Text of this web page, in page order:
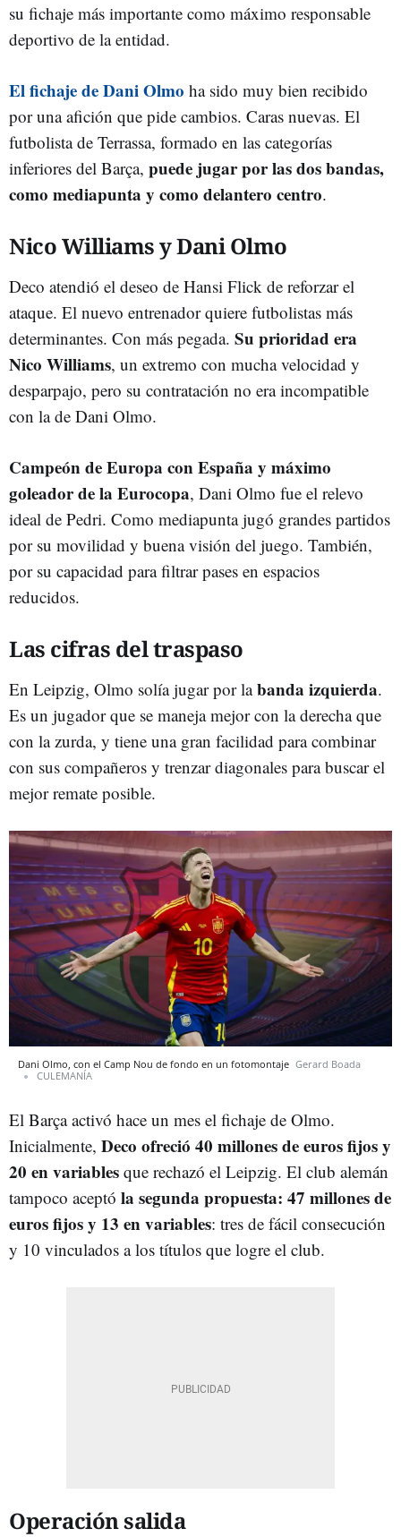
su fichaje más importante como máximo responsable
deportivo de la entidad.
El fichaje de Dani Olmo ha sido muy bien recibido
por una afición que pide cambios. Caras nuevas. El
futbolista de Terrassa, formado en las categorías
inferiores del Barça, puede jugar por las dos bandas,
como mediapunta y como delantero centro.
Nico Williams y Dani Olmo
Deco atendió el deseo de Hansi Flick de reforzar el
ataque. El nuevo entrenador quiere futbolistas más
determinantes. Con más pegada. Su prioridad era
Nico Williams, un extremo con mucha velocidad y
desparpajo, pero su contratación no era incompatible
con la de Dani Olmo.
Campeón de Europa con España y máximo
goleador de la Eurocopa, Dani Olmo fue el relevo
ideal de Pedri. Como mediapunta jugó grandes partidos
por su movilidad y buena visión del juego. También,
por su capacidad para filtrar pases en espacios
reducidos.
Las cifras del traspaso
En Leipzig, Olmo solía jugar por labanda izquierda.
Es un jugador que se maneja mejor con la derecha que
con la zurda, y tiene una gran facilidad para combinar
con sus compañeros y trenzar diagonales para buscar el
mejor remate posible.
Dani Olmo, con el Camp Nou de fondo en un fotomontaje Gerard Boada
CULEMANÍA
El Barça activó hace un mes el fichaje de Olmo.
Inicialmente, Deco ofreció 40 millones de euros fijos y
20 en variables que rechazó el Leipzig. El club alemán
tampoco aceptó la segunda propuesta: 47 millones de
euros fijos y 13 en variables: tres de fácil consecución
y 10 vinculados a los títulos que logre el club.
Operación salida